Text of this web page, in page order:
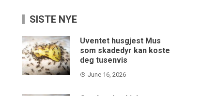
SISTE NYE
Uventet husgjest Mus
som skadedyr kan koste
deg tusenvis
June 16, 2026